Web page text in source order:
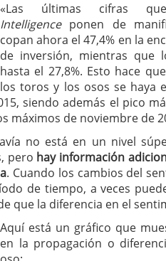
«Las últimas cifras
Intelligenceponen de
copan ahora el 47,4% en la
de inversión, mientras que
hasta el 27,8%. Esto hace
los toros y los osos se haya
siendo además el pico
máximos de noviembre de
no está en un nivel
pero hay información
. Cuando los cambios del
de tiempo, a veces
que la diferencia en el
Aquí está un gráfico que
en la propagación o